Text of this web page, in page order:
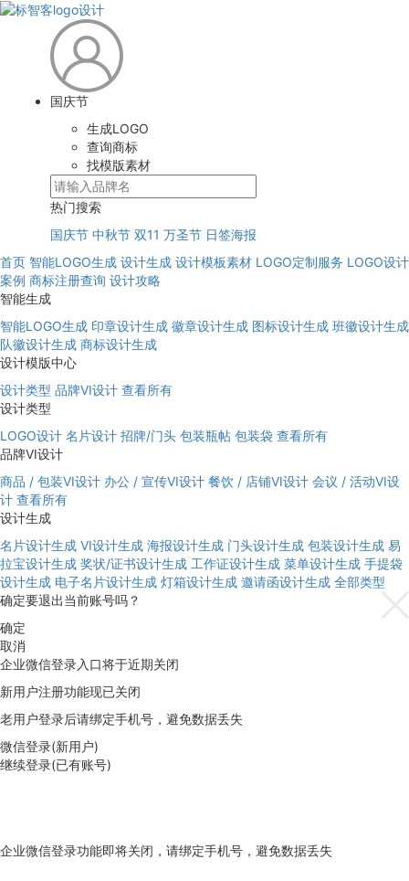
国庆节
生成LOGO
查询商标
找模版素材
热门搜索
国庆节 中秋节 双11 万圣节 日签海报
首页 智能LOGO生成 设计生成 设计模板素材 LOGO定制服务 LOGO设计
案例 商标注册查询 设计攻略
智能生成
智能LOGO生成 印章设计生成 徽章设计生成 图标设计生成 班徽设计生成
队徽设计生成 商标设计生成
设计模版中心
设计类型 品牌VI设计 查看所有
设计类型
LOGO设计 名片设计 招牌/门头 包装瓶帖 包装袋 查看所有
品牌VI设计
商品 / 包装VI设计 办公 / 宣传VI设计 餐饮 / 店铺VI设计 会议 / 活动VI设
计 查看所有
设计生成
名片设计生成 VI设计生成 海报设计生成 门头设计生成 包装设计生成 易
拉宝设计生成 奖状/证书设计生成 工作证设计生成 菜单设计生成 手提袋
设计生成 电子名片设计生成 灯箱设计生成 邀请函设计生成 全部类型
确定要退出当前账号吗？
确定
取消
企业微信登录入口将于近期关闭
新用户注册功能现已关闭
老用户登录后请绑定手机号，避免数据丢失
微信登录(新用户)
继续登录(已有账号)
企业微信登录功能即将关闭，请绑定手机号，避免数据丢失